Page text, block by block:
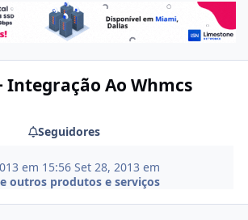
Integração Ao Whmcs
Seguidores
em 15:56Set 28, 2013 em
outros produtos e serviços